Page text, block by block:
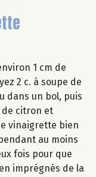
1 cm de
2 c. à soupe de
dans un bol, puis
de citron et
vinaigrette bien
au moins
fois pour que
imprégnés de la